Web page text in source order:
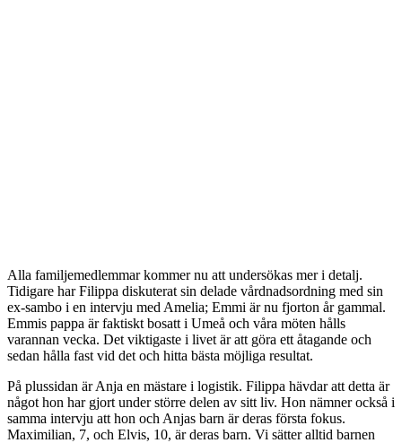
Alla familjemedlemmar kommer nu att undersökas mer i detalj.
Tidigare har Filippa diskuterat sin delade vårdnadsordning med sin
ex-sambo i en intervju med Amelia; Emmi är nu fjorton år gammal.
Emmis pappa är faktiskt bosatt i Umeå och våra möten hålls
varannan vecka. Det viktigaste i livet är att göra ett åtagande och
sedan hålla fast vid det och hitta bästa möjliga resultat.
På plussidan är Anja en mästare i logistik. Filippa hävdar att detta är
något hon har gjort under större delen av sitt liv. Hon nämner också i
samma intervju att hon och Anjas barn är deras första fokus.
Maximilian, 7, och Elvis, 10, är deras barn. Vi sätter alltid barnen